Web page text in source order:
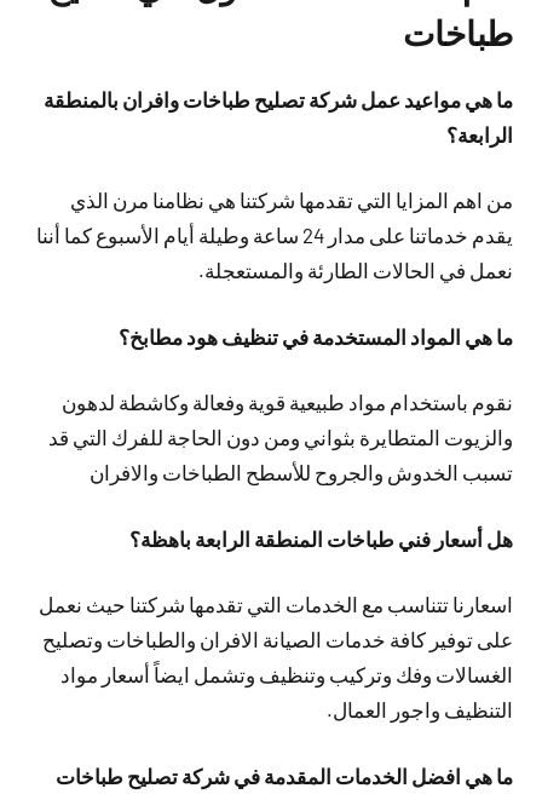
طباخات
ما هي مواعيد عمل شركة تصليح طباخات وافران بالمنطقة
الرابعة؟
من اهم المزايا التي تقدمها شركتنا هي نظامنا مرن الذي
يقدم خدماتنا على مدار 24 ساعة وطيلة أيام الأسبوع كما أننا
نعمل في الحالات الطارئة والمستعجلة.
ما هي المواد المستخدمة في تنظيف هود مطابخ؟
نقوم باستخدام مواد طبيعية قوية وفعالة وكاشطة لدهون
والزيوت المتطايرة بثواني ومن دون الحاجة للفرك التي قد
تسبب الخدوش والجروح للأسطح الطباخات والافران
هل أسعار فني طباخات المنطقة الرابعة باهظة؟
اسعارنا تتناسب مع الخدمات التي تقدمها شركتنا حيث نعمل
على توفير كافة خدمات الصيانة الافران والطباخات وتصليح
الغسالات وفك وتركيب وتنظيف وتشمل ايضاً أسعار مواد
التنظيف واجور العمال.
ما هي افضل الخدمات المقدمة في شركة تصليح طباخات